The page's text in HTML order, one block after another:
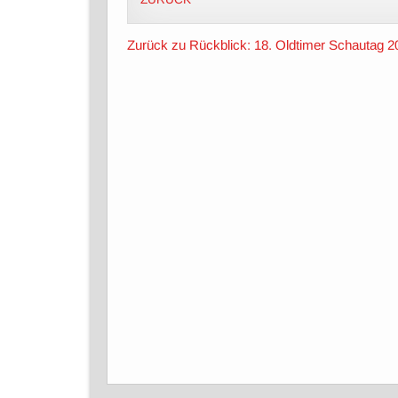
Zurück zu Rückblick: 18. Oldtimer Schautag